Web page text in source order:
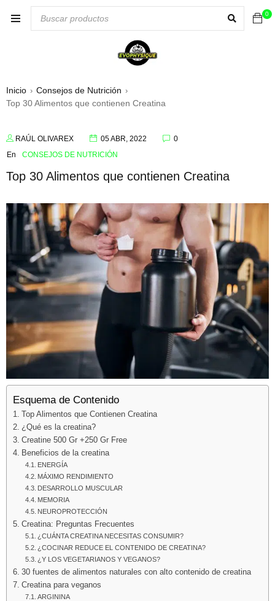
0
Inicio › Consejos de Nutrición ›
Top 30 Alimentos que contienen Creatina
RAÚL OLIVAREX 05 ABR, 2022
0
En
CONSEJOS DE NUTRICIÓN
Top 30 Alimentos que contienen Creatina
Esquema de Contenido
Top Alimentos que Contienen Creatina
¿Qué es la creatina?
Creatine 500 Gr +250 Gr Free
Beneficios de la creatina
ENERGÍA
MÁXIMO RENDIMIENTO
DESARROLLO MUSCULAR
MEMORIA
NEUROPROTECCIÓN
Creatina: Preguntas Frecuentes
¿CUÁNTA CREATINA NECESITAS CONSUMIR?
¿COCINAR REDUCE EL CONTENIDO DE CREATINA?
¿Y LOS VEGETARIANOS Y VEGANOS?
30 fuentes de alimentos naturales con alto contenido de creatina
Creatina para veganos
ARGININA